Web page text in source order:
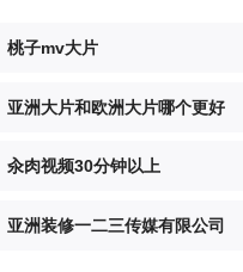
桃子mv大片
亚洲大片和欧洲大片哪个更好
汆肉视频30分钟以上
亚洲装修一二三传媒有限公司